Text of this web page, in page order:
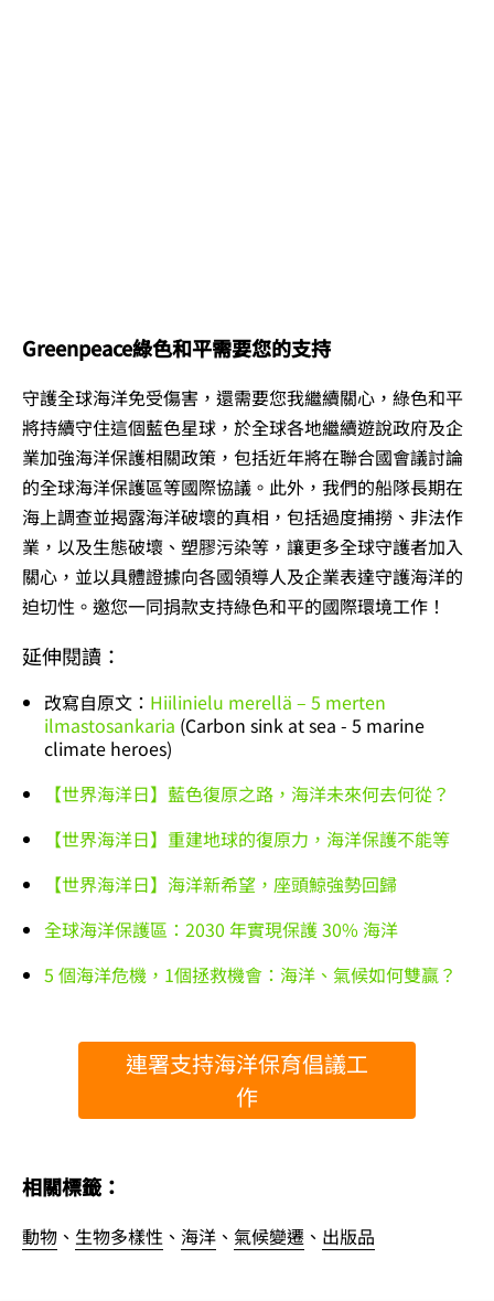
Greenpeace綠色和平需要您的支持
守護全球海洋免受傷害，還需要您我繼續關心，綠色和平
將持續守住這個藍色星球，於全球各地繼續遊說政府及企
業加強海洋保護相關政策，包括近年將在聯合國會議討論
的全球海洋保護區等國際協議。此外，我們的船隊長期在
海上調查並揭露海洋破壞的真相，包括過度捕撈、非法作
業，以及生態破壞、塑膠污染等，讓更多全球守護者加入
關心，並以具體證據向各國領導人及企業表達守護海洋的
迫切性。邀您一同捐款支持綠色和平的國際環境工作！
延伸閱讀：
改寫自原文： Hiilinielu merellä – 5 merten
ilmastosankaria (Carbon sink at sea - 5 marine
climate heroes)
【世界海洋日】藍色復原之路，海洋未來何去何從？
【世界海洋日】重建地球的復原力，海洋保護不能等
【世界海洋日】海洋新希望，座頭鯨強勢回歸
全球海洋保護區：2030 年實現保護 30% 海洋
5 個海洋危機，1個拯救機會：海洋、氣候如何雙贏？
連署支持海洋保育倡議工
作
相關標籤：
動物 、 生物多樣性 、 海洋 、 氣候變遷 、 出版品